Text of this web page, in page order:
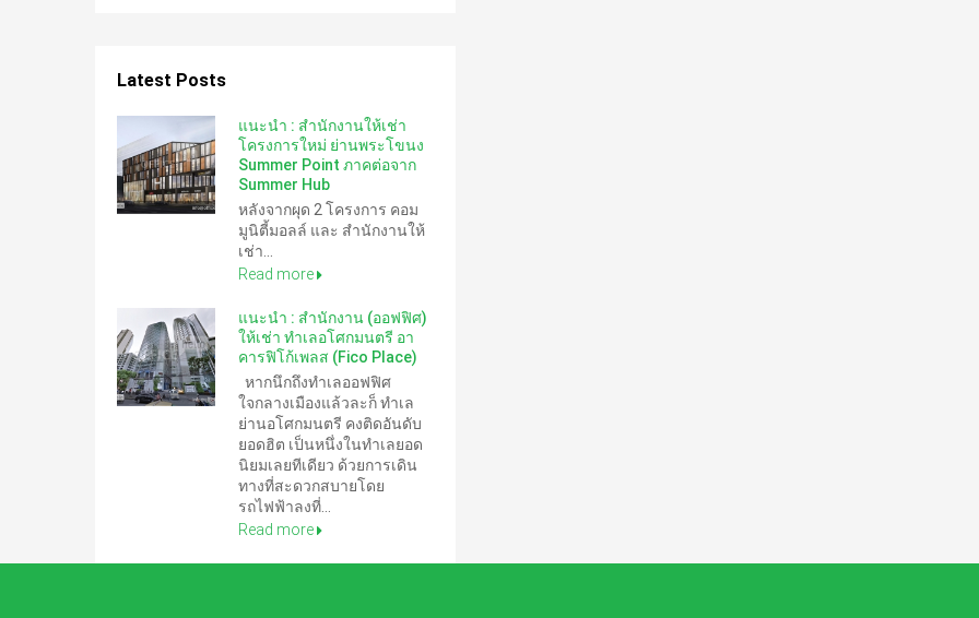
Latest Posts
แนะนำ : สำนักงานให้เช่า
โครงการใหม่ ย่านพระโขนง
Summer Point ภาคต่อจาก
Summer Hub
หลังจากผุด 2 โครงการ คอม
มูนิตี้มอลล์ และ สำนักงานให้
เช่า...
Read more
แนะนำ : สำนักงาน (ออฟฟิศ)
ให้เช่า ทำเลอโศกมนตรี อา
คารฟิโก้เพลส (Fico Place)
หากนึกถึงทำเลออฟฟิศ
ใจกลางเมืองแล้วละก็ ทำเล
ย่านอโศกมนตรี คงติดอันดับ
ยอดฮิต เป็นหนึ่งในทำเลยอด
นิยมเลยทีเดียว ด้วยการเดิน
ทางที่สะดวกสบายโดย
รถไฟฟ้าลงที่...
Read more